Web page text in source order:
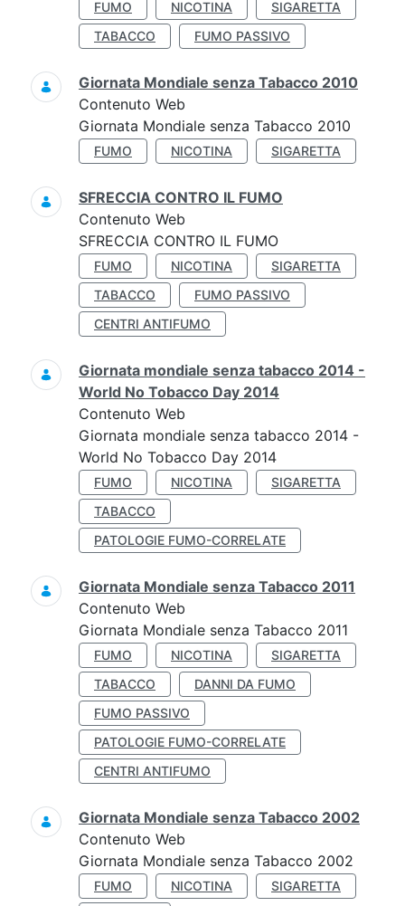
FUMO NICOTINA
SIGARETTA
TABACCO
FUMO PASSIVO
Giornata Mondiale senza Tabacco 2010
Contenuto Web
Giornata Mondiale senza Tabacco 2010
FUMO NICOTINA SIGARETTA
SFRECCIA CONTRO IL FUMO
Contenuto Web
SFRECCIA CONTRO IL FUMO
FUMO NICOTINA
SIGARETTA
TABACCO
FUMO PASSIVO
CENTRI ANTIFUMO
Giornata mondiale senza tabacco 2014 -
World No Tobacco Day 2014
Contenuto Web
Giornata mondiale senza tabacco 2014 -
World No Tobacco Day 2014
FUMO NICOTINA
SIGARETTA
TABACCO
PATOLOGIE FUMO-CORRELATE
Giornata Mondiale senza Tabacco 2011
Contenuto Web
Giornata Mondiale senza Tabacco 2011
FUMO NICOTINA
SIGARETTA
TABACCO
DANNI DA FUMO
FUMO PASSIVO
PATOLOGIE FUMO-CORRELATE
CENTRI ANTIFUMO
Giornata Mondiale senza Tabacco 2002
Contenuto Web
Giornata Mondiale senza Tabacco 2002
FUMO NICOTINA
SIGARETTA